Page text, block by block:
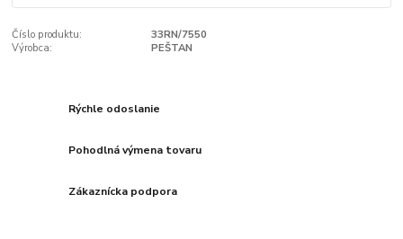
Číslo produktu:
33RN/7550
Výrobca:
PEŠTAN
Rýchle odoslanie
Pohodlná výmena tovaru
Zákaznícka podpora